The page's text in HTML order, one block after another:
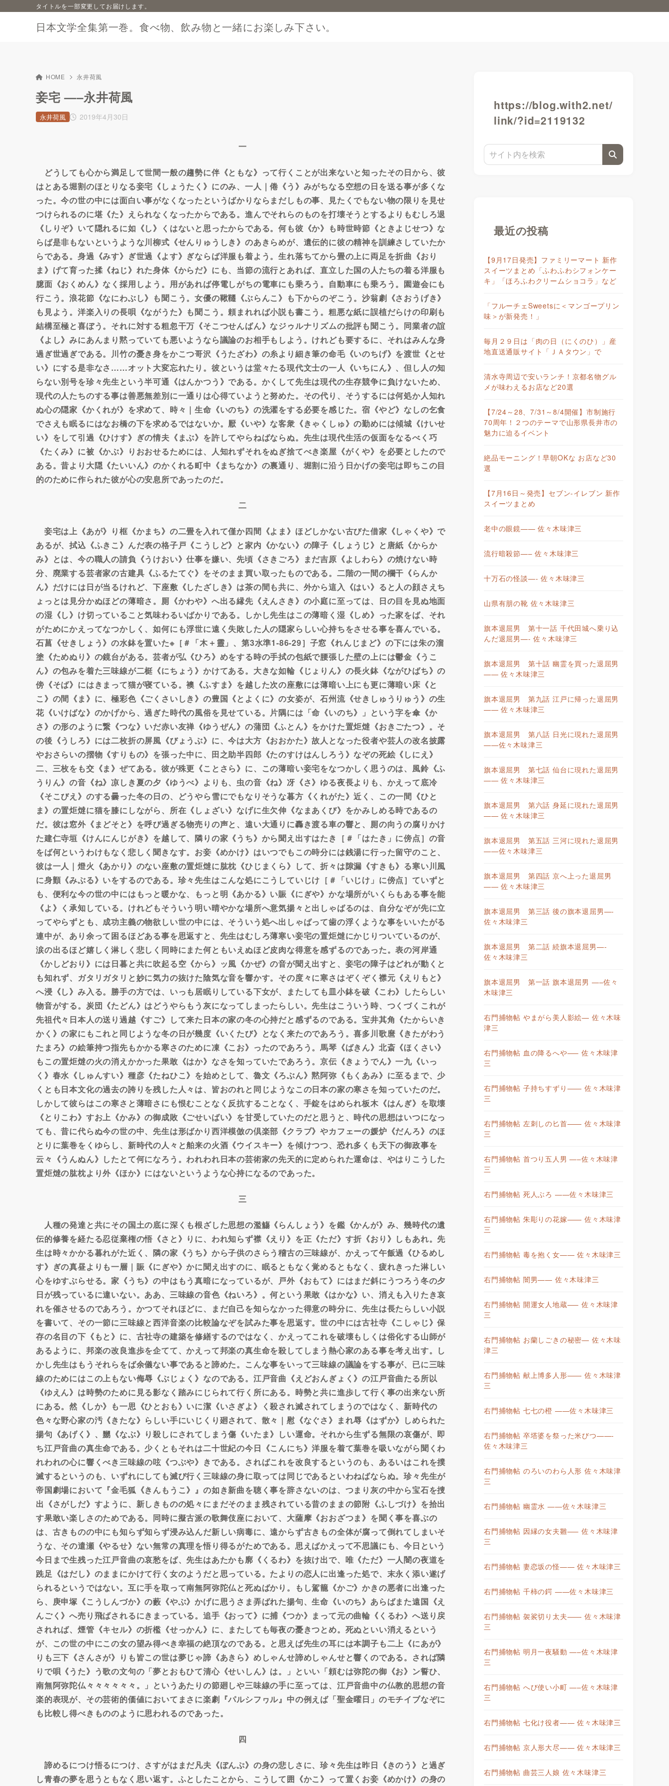
日本文学全集第一巻。食べ物、飲み物と一緒にお楽しみ下さい。
タイトルを一部変更してお届けします。
HOME 永井荷風
妾宅 —–永井荷風
2019年4月30日
永井荷風
一
どうしても心から満足して世間一般の趨勢に伴《ともな》って行くことが出来ないと知ったその日から、彼
はとある堀割のほとりなる妾宅《しょうたく》にのみ、一人｜倦《う》みがちなる空想の日を送る事が多くな
った。今の世の中には面白い事がなくなったというばかりならまだしもの事、見たくでもない物の限りを見せ
つけられるのに堪《た》えられなくなったからである。進んでそれらのものを打壊そうとするよりもむしろ退
《しりぞ》いて隠れるに如《し》くはないと思ったからである。何も彼《か》も時世時節《ときよじせつ》な
らば是非もないというような川柳式《せんりゅうしき》のあきらめが、遺伝的に彼の精神を訓練さしていたか
らである。身過《みす》ぎ世過《よす》ぎならば洋服も着よう。生れ落ちてから畳の上に両足を折曲《おり
ま》げて育った揉《ねじ》れた身体《からだ》にも、当節の流行とあれば、直立した国の人たちの着る洋服も
臆面《おくめん》なく採用しよう。用があれば停電しがちの電車にも乗ろう。自動車にも乗ろう。園遊会にも
行こう。浪花節《なにわぶし》も聞こう。女優の鞦韆《ぶらんこ》も下からのぞこう。沙翁劇《さおうげき》
も見よう。洋楽入りの長唄《ながうた》も聞こう。頼まれれば小説も書こう。粗悪な紙に誤植だらけの印刷も
結構至極と喜ぼう。それに対する粗忽干万《そこつせんばん》なジゥルナリズムの批評も聞こう。同業者の誼
《よし》みにあんまり黙っていても悪いようなら議論のお相手もしよう。けれども要するに、それはみんな身
過ぎ世過ぎである。川竹の憂き身をかこつ哥沢《うたざわ》の糸より細き筆の命毛《いのちげ》を渡世《とせ
い》にする是非なさ……オット大変忘れたり。彼というは堂々たる現代文士の一人《いちにん》、但し人の知
らない別号を珍々先生という半可通《はんかつう》である。かくして先生は現代の生存競争に負けないため、
現代の人たちのする事は善悪無差別に一通りは心得ていようと努めた。その代り、そうするには何処か人知れ
ぬ心の隠家《かくれが》を求めて、時々｜生命《いのち》の洗濯をする必要を感じた。宿《やど》なしの乞食
でさえも眠るにはなお橋の下を求めるではないか。厭《いや》な客衆《きゃくしゅ》の勤めには傾城《けいせ
い》をして引過《ひけす》ぎの情夫《まぶ》を許してやらねばならぬ。先生は現代生活の仮面をなるべく巧
《たくみ》に被《かぶ》りおおせるためには、人知れずそれをぬぎ捨てべき楽屋《がくや》を必要としたので
ある。昔より大隠《たいいん》のかくれる町中《まちなか》の裏通り、堀割に沿う日かげの妾宅は即ちこの目
的のために作られた彼が心の安息所であったのだ。
二
妾宅は上《あが》り框《かまち》の二畳を入れて僅か四間《よま》ほどしかない古びた借家《しゃくや》で
あるが、拭込《ふきこ》んだ表の格子戸《こうしど》と家内《かない》の障子《しょうじ》と唐紙《からか
み》とは、今の職人の請負《うけおい》仕事を嫌い、先頃《さきごろ》まだ吉原《よしわら》の焼けない時
分、廃業する芸者家の古建具《ふるたてぐ》をそのまま買い取ったものである。二階の一間の欄干《らんか
ん》だけには日が当るけれど、下座敷《したざしき》は茶の間も共に、外から這入《はい》ると人の顔さえち
ょっとは見分かぬほどの薄暗さ。厠《かわや》へ出る縁先《えんさき》の小庭に至っては、日の目を見ぬ地面
の湿《し》け切っていること気味わるいばかりである。しかし先生はこの薄暗く湿《しめ》った家をば、それ
がためにかえってなつかしく、如何にも浮世に遠く失敗した人の隠家らしい心持ちをさせる事を喜んでいる。
石菖《せきしょう》の水鉢を置いた※［＃「木＋靈」、第3水準1-86-29］子窓《れんじまど》の下には朱の溜
塗《ためぬり》の鏡台がある。芸者が弘《ひろ》めをする時の手拭の包紙で腰張した壁の上には鬱金《うこ
ん》の包みを着た三味線が二梃《にちょう》かけてある。大きな如輪《じょりん》の長火鉢《ながひばち》の
傍《そば》にはきまって猫が寝ている。襖《ふすま》を越した次の座敷には薄暗い上にも更に薄暗い床《と
こ》の間《ま》に、極彩色《ごくさいしき》の豊国《とよくに》の女姿が、石州流《せきしゅうりゅう》の生
花《いけばな》のかげから、過ぎた時代の風俗を見せている。片隅には「命《いのち》」という字を傘《か
さ》の形のように繋《つな》いだ赤い友禅《ゆうぜん》の蒲団《ふとん》をかけた置炬燵《おきごたつ》。そ
の後《うしろ》には二枚折の屏風《びょうぶ》に、今は大方《おおかた》故人となった役者や芸人の改名披露
やおさらいの摺物《すりもの》を張った中に、田之助半四郎《たのすけはんしろう》なぞの死絵《しにえ》
二、三枚をも交《ま》ぜてある。彼が殊更《ことさら》に、この薄暗い妾宅をなつかしく思うのは、風鈴《ふ
うりん》の音《ね》凉しき夏の夕《ゆうべ》よりも、虫の音《ね》冴《さ》ゆる夜長よりも、かえって底冷
《そこびえ》のする曇った冬の日の、どうやら雪にでもなりそうな暮方《くれがた》近く、この一間《ひと
ま》の置炬燵に猫を膝にしながら、所在《しょざい》なげに生欠伸《なまあくび》をかみしめる時であるの
だ。彼は窓外《まどそと》を呼び過ぎる物売りの声と、遠い大通りに轟き渡る車の響と、厠の向うの腐りかけ
た建仁寺垣《けんにんじがき》を越して、隣りの家《うち》から聞え出すはたき［＃「はたき」に傍点］の音
をば何というわけもなく悲しく聞きなす。お妾《めかけ》はいつでもこの時分には銭湯に行った留守のこと、
彼は一人｜燈火《あかり》のない座敷の置炬燵に肱枕《ひじまくら》して、折々は隙漏《すきも》る寒い川風
に身顫《みぶる》いをするのである。珍々先生はこんな処にこうしていじけ［＃「いじけ」に傍点］ていずと
も、便利な今の世の中にはもっと暖かな、もっと明《あかる》い賑《にぎや》かな場所がいくらもある事を能
《よ》く承知している。けれどもそういう明い晴やかな場所へ意気揚々と出しゃばるのは、自分なぞが先に立
ってやらずとも、成功主義の物欲しい世の中には、そういう処へ出しゃばって歯の浮くような事をいいたがる
連中が、あり余って困るほどある事を思返すと、先生はむしろ薄寒い妾宅の置炬燵にかじりついているのが、
涙の出るほど嬉しく淋しく悲しく同時にまた何ともいえぬほど皮肉な得意を感ずるのであった。表の河岸通
《かしどおり》には日暮と共に吹起る空《から》ッ風《かぜ》の音が聞え出すと、妾宅の障子はどれが動くと
も知れず、ガタリガタリと妙に気力の抜けた陰気な音を響かす。その度々に寒さはぞくぞく襟元《えりもと》
へ浸《し》み入る。勝手の方では、いっも居眠りしている下女が、またしても皿小鉢を破《こわ》したらしい
物音がする。炭団《たどん》はどうやらもう灰になってしまったらしい。先生はこういう時、つくづくこれが
先祖代々日本人の送り過越《すご》して来た日本の家の冬の心持だと感ずるのである。宝井其角《たからいき
かく》の家にもこれと同じような冬の日が幾度《いくたび》となく来たのであろう。喜多川歌麿《きたがわう
たまろ》の絵筆持つ指先もかかる寒さのために凍《こお》ったのであろう。馬琴《ばきん》北斎《ほくさい》
もこの置炬燵の火の消えかかった果敢《はか》なさを知っていたであろう。京伝《きょうでん》一九《いっ
く》春水《しゅんすい》種彦《たねひこ》を始めとして、魯文《ろぶん》黙阿弥《もくあみ》に至るまで、少
くとも日本文化の過去の誇りを残した人々は、皆おのれと同じようなこの日本の家の寒さを知っていたのだ。
しかして彼らはこの寒さと薄暗さにも恨むことなく反抗することなく、手錠をはめられ板木《はんぎ》を取壊
《とりこわ》すお上《かみ》の御成敗《ごせいばい》を甘受していたのだと思うと、時代の思想はいつになっ
ても、昔に代らぬ今の世の中、先生は形ばかり西洋模倣の倶楽部《クラブ》やカフェーの媛炉《だんろ》のほ
とりに葉巻をくゆらし、新時代の人々と舶来の火酒《ウイスキー》を傾けつつ、恐れ多くも天下の御政事を
云々《うんぬん》したとて何になろう。われわれ日本の芸術家の先天的に定められた運命は、やはりこうした
置炬燵の肱枕より外《ほか》にはないというような心持になるのであった。
三
人種の発達と共にその国土の底に深くも根ざした思想の濫觴《らんしょう》を鑑《かんが》み、幾時代の遺
伝的修養を経たる忍従棄権の悟《さと》りに、われ知らず襟《えり》を正《ただ》す折《おり》しもあれ。先
生は時々かかる暮れがた近く、隣の家《うち》から子供のさらう稽古の三味線が、かえって午飯過《ひるめし
す》ぎの真昼よりも一層｜賑《にぎや》かに聞え出すのに、眠るともなく覚めるともなく、疲れきった淋しい
心をゆすぶらせる。家《うち》の中はもう真暗になっているが、戸外《おもて》にはまだ斜にうつろう冬の夕
日が残っているに違いない。ああ、三味線の音色《ねいろ》。何という果敢《はかな》い、消えも入りたき哀
れを催させるのであろう。かつてそれほどに、まだ自己を知らなかった得意の時分に、先生は長たらしい小説
を書いて、その一節に三味線と西洋音楽の比較論なぞを試みた事を思返す。世の中には古社寺《こしゃじ》保
存の名目の下《もと》に、古社寺の建築を修繕するのではなく、かえってこれを破壊もしくは俗化する山師が
あるように、邦楽の改良進歩を企てて、かえって邦楽の真生命を殺してしまう熱心家のある事を考え出す。し
かし先生はもうそれらをば余儀ない事であると諦めた。こんな事をいって三味線の議論をする事が、已に三味
線のためにはこの上もない侮辱《ぶじょく》なのである。江戸音曲《えどおんぎょく》の江戸音曲たる所以
《ゆえん》は時勢のために見る影なく踏みにじられて行く所にある。時勢と共に進歩して行く事の出来ない所
にある。然《しか》も一思《ひとおも》いに潔《いさぎよ》く殺され滅されてしまうのではなく、新時代の
色々な野心家の汚《きたな》らしい手にいじくり廻されて、散々｜慰《なぐさ》まれ辱《はずか》しめられた
揚句《あげく》、嬲《なぶ》り殺しにされてしまう傷《いたま》しい運命。それから生ずる無限の哀傷が、即
ち江戸音曲の真生命である。少くともそれは二十世紀の今日《こんにち》洋服を着て葉巻を吸いながら聞くわ
れわれの心に響くべき三味線の呟《つぶや》きである。さればこれを改良するというのも、あるいはこれを撲
滅するというのも、いずれにしても滅び行く三味線の身に取っては同じであるといわねばならぬ。珍々先生が
帝国劇場において『金毛狐《きんもうこ》』の如き新曲を聴く事を辞さないのは、つまり灰の中から宝石を捜
出《さがしだ》すように、新しきものの処々にまだそのまま残されている昔のままの節附《ふしづけ》を拾出
す果敢い楽しさのためである。同時に擬古派の歌舞伎座において、大薩摩《おおざつま》を聞く事を喜ぶの
は、古きものの中にも知らず知らず浸み込んだ新しい病毒に、遠からず古きもの全体が腐って倒れてしまいそ
うな、その遣瀬《やるせ》ない無常の真理を悟り得るがためである。思えばかえって不思議にも、今日という
今日まで生残った江戸音曲の哀愁をば、先生はあたかも廓《くるわ》を抜け出で、唯《ただ》一人闇の夜道を
跣足《はだし》のままにかけて行く女のようだと思っている。たよりの恋人に出逢った処で、末永く添い遂げ
られるというではない。互に手を取って南無阿弥陀仏と死ぬばかり。もし駕籠《かご》かきの悪者に出逢った
ら、庚申塚《こうしんづか》の藪《やぶ》かげに思うさま弄ばれた揚句、生命《いのち》あらばまた遠国《え
んごく》へ売り飛ばされるにきまっている。追手《おって》に捕《つか》まって元の曲輪《くるわ》へ送り戻
されれば、煙管《キセル》の折檻《せっかん》に、またしても毎夜の憂きつとめ。死ぬといい消えるという
が、この世の中にこの女の望み得べき幸福の絶頂なのである。と思えば先生の耳には本調子も二上《にあが》
りも三下《さんさが》りも皆この世は夢じゃ諦《あきら》めしゃんせ諦めしゃんせと響くのである。されば隣
りで唄《うた》う歌の文句の「夢とおもひて清心《せいしん》は。」といい「頼むは弥陀の御《お》ン誓ひ、
南無阿弥陀仏々々々々々々。」というあたりの節廻しや三味線の手に至っては、江戸音曲中の仏教的思想の音
楽的表現が、その芸術的価値においてまさに楽劇『パルシフヮル』中の例えば「聖金曜日」のモチイブなぞに
も比較し得べきもののように思われるのであった。
四
諦めるにつけ悟るにつけ、さすがはまだ凡夫《ぼんぷ》の身の悲しさに、珍々先生は昨日《きのう》と過ぎ
し青春の夢を思うともなく思い返す。ふとしたことから、こうして囲《かこ》って置くお妾《めかけ》の身の
https://blog.with2.net/
link/?id=2119132
最近の投稿
【9月17日発売】ファミリーマート 新作
スイーツまとめ「ふわふわシフォンケー
キ」「ほろふわクリームショコラ」など
「フルーチェSweetsに＜マンゴープリン
味＞が新発売！」
毎月２９日は「肉の日（にくのひ）」産
地直送通販サイト「ＪＡタウン」で
清水寺周辺で安いランチ！京都名物グル
メが味わえるお店など20選
【7/24～28、7/31～8/4開催】市制施行
70周年！２つのテーマで山形県長井市の
魅力に迫るイベント
絶品モーニング！早朝OKな お店など30
選
【7月16日～発売】セブン-イレブン 新作
スイーツまとめ
老中の眼鏡—— 佐々木味津三
流行暗殺節—– 佐々木味津三
十万石の怪談—- 佐々木味津三
山県有朋の靴 佐々木味津三
旗本退屈男 第十一話 千代田城へ乗り込
んだ退屈男—- 佐々木味津三
旗本退屈男 第十話 幽霊を買った退屈男
—— 佐々木味津三
旗本退屈男 第九話 江戸に帰った退屈男
—— 佐々木味津三
旗本退屈男 第八話 日光に現れた退屈男
——佐々木味津三
旗本退屈男 第七話 仙台に現れた退屈男
—— 佐々木味津三
旗本退屈男 第六話 身延に現れた退屈男
—— 佐々木味津三
旗本退屈男 第五話 三河に現れた退屈男
——佐々木味津三
旗本退屈男 第四話 京へ上った退屈男
—— 佐々木味津三
旗本退屈男 第三話 後の旗本退屈男—-
佐々木味津三
旗本退屈男 第二話 続旗本退屈男—-
佐々木味津三
旗本退屈男 第一話 旗本退屈男 —–佐々
木味津三
右門捕物帖 やまがら美人影絵— 佐々木味
津三
右門捕物帖 血の降るへや—– 佐々木味津
三
右門捕物帖 子持ちすずり—— 佐々木味津
三
右門捕物帖 左刺しの匕首—— 佐々木味津
三
右門捕物帖 首つり五人男 —–佐々木味津
三
右門捕物帖 死人ぶろ ——佐々木味津三
右門捕物帖 朱彫りの花嫁—— 佐々木味津
三
右門捕物帖 毒を抱く女—— 佐々木味津三
右門捕物帖 闇男—— 佐々木味津三
右門捕物帖 開運女人地蔵—– 佐々木味津
三
右門捕物帖 お蘭しごきの秘密— 佐々木味
津三
右門捕物帖 献上博多人形—— 佐々木味津
三
右門捕物帖 七七の橙 ——佐々木味津三
右門捕物帖 卒塔婆を祭った米びつ——-
佐々木味津三
右門捕物帖 のろいのわら人形 佐々木味津
三
右門捕物帖 幽霊水 ——佐々木味津三
右門捕物帖 因縁の女夫雛—– 佐々木味津
三
右門捕物帖 妻恋坂の怪—— 佐々木味津三
右門捕物帖 千柿の鍔 ——佐々木味津三
右門捕物帖 袈裟切り太夫—— 佐々木味津
三
右門捕物帖 明月一夜騒動 —–佐々木味津
三
右門捕物帖 へび使い小町 —–佐々木味津
三
右門捕物帖 七化け役者—— 佐々木味津三
右門捕物帖 京人形大尽—— 佐々木味津三
右門捕物帖 曲芸三人娘 佐々木味津三